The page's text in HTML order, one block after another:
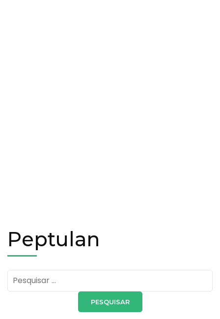
Peptulan
Pesquisar
por: